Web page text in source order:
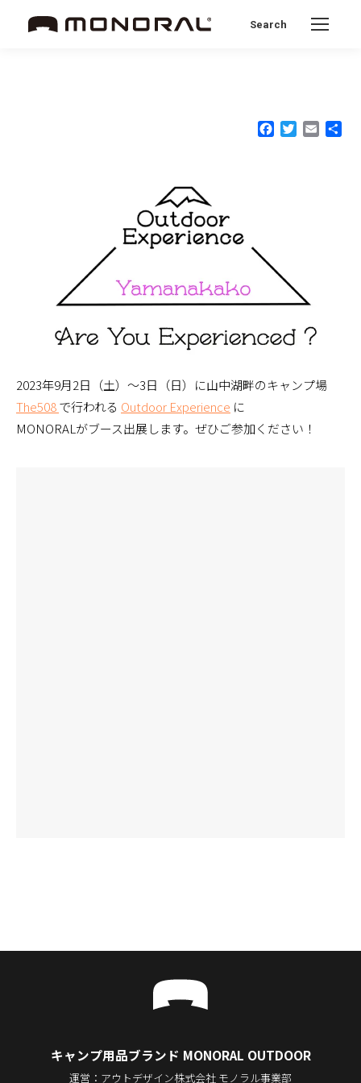
Search:
Search
Facebook
Twitter
Email
2023年9月2日（土）〜3日（日）に山中湖畔のキャンプ場
The508で行われる Outdoor Experience に
MONORALがブース出展します。ぜひご参加ください！
キャンプ用品ブランド MONORAL OUTDOOR
運営：アウトデザイン株式会社 モノラル事業部